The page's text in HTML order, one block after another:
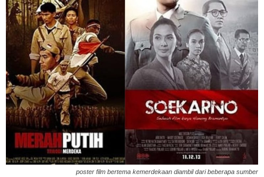
poster film bertema kemerdekaan diambil dari beberapa sumber